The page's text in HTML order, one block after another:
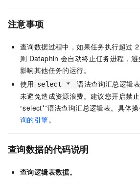
注意事项
查询数据过程中，如果任务执行超过 2
则 Dataphin 会自动终止任务进程，避
影响其他任务的运行。
使用 select *
语法查询汇总逻辑
未避免造成资源浪费。建议您开启禁
“select*”语法查询汇总逻辑表。具体
询的引擎。
查询数据的代码说明
查询逻辑表数据。